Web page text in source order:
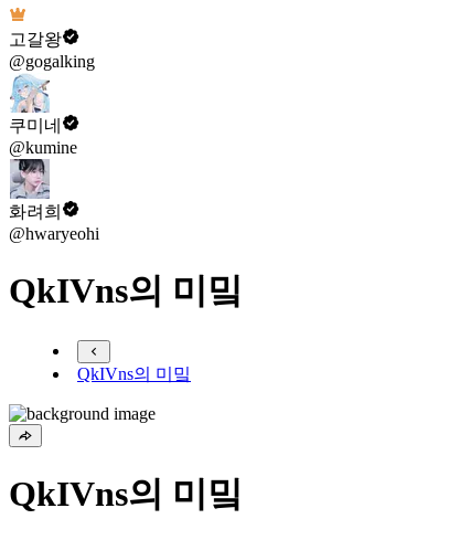
고갈왕
@gogalking
쿠미네
@kumine
화려희
@hwaryeohi
QkIVns의 미밐
QkIVns의 미밐
QkIVns의 미밐